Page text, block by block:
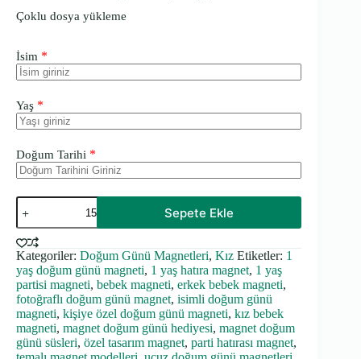
Çoklu dosya yükleme
İsim *
Yaş *
Doğum Tarihi *
Puantiye
Temalı
Kalın
Doğum
Günü
Magneti
adet
Sepete Ekle
Kategoriler: Doğum Günü Magnetleri, Kız Etiketler: 1
yaş doğum günü magneti, 1 yaş hatıra magnet, 1 yaş
partisi magneti, bebek magneti, erkek bebek magneti,
fotoğraflı doğum günü magnet, isimli doğum günü
magneti, kişiye özel doğum günü magneti, kız bebek
magneti, magnet doğum günü hediyesi, magnet doğum
günü süsleri, özel tasarım magnet, parti hatırası magnet,